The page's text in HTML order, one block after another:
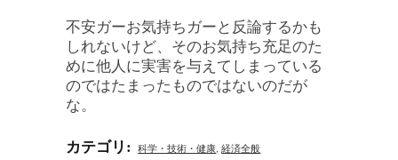
不安ガーお気持ちガーと反論するかも
しれないけど、そのお気持ち充足のた
めに他人に実害を与えてしまっている
のではたまったものではないのだが
な。
カテゴリ: 科学・技術・健康, 経済全般